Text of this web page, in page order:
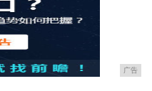
广告